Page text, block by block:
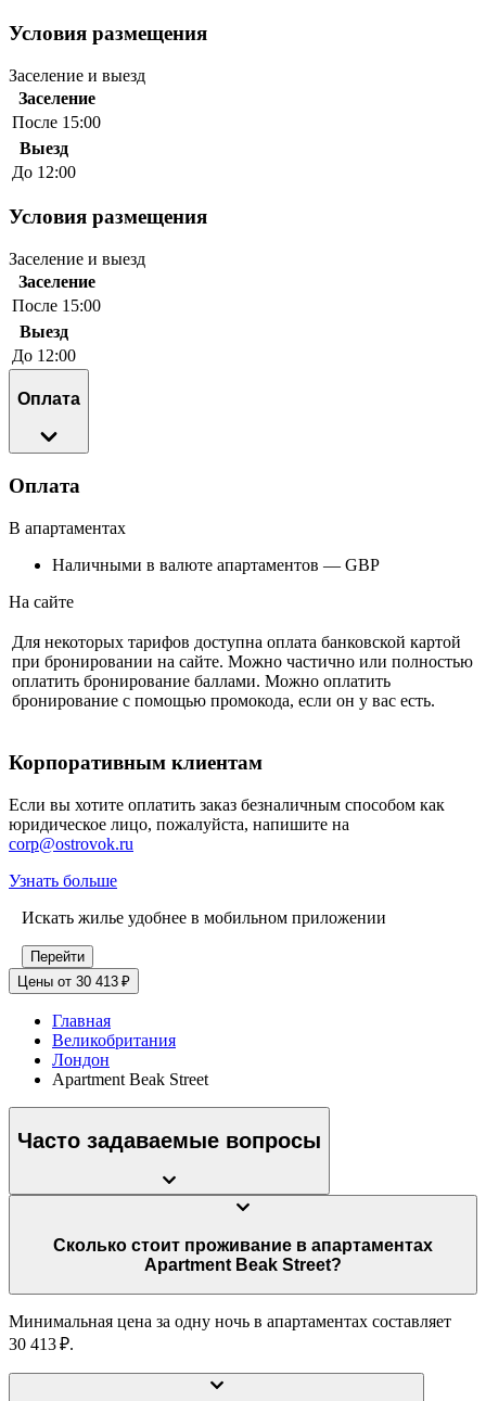
Условия размещения
Заселение и выезд
Заселение
После 15:00
Выезд
До 12:00
Условия размещения
Заселение и выезд
Заселение
После 15:00
Выезд
До 12:00
Оплата
Оплата
В апартаментах
Наличными в валюте апартаментов — GBP
На сайте
Для некоторых тарифов доступна оплата банковской картой
при бронировании на сайте. Можно частично или полностью
оплатить бронирование баллами. Можно оплатить
бронирование с помощью промокода, если он у вас есть.
Корпоративным клиентам
Если вы хотите оплатить заказ безналичным способом как
юридическое лицо, пожалуйста, напишите на
corp@ostrovok.ru
Узнать больше
Искать жилье удобнее в мобильном приложении
Перейти
Цены от 30 413 ₽
Главная
Великобритания
Лондон
Apartment Beak Street
Часто задаваемые вопросы
Сколько стоит проживание в апартаментах
Apartment Beak Street?
Минимальная цена за одну ночь в апартаментах составляет
30 413 ₽.